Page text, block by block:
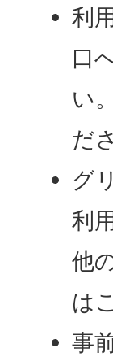
利
口
い
だ
グ
利
他
は
事